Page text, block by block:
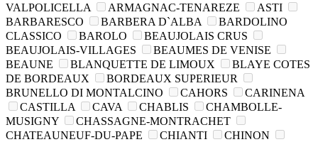
VALPOLICELLA
ARMAGNAC-TENAREZE
ASTI
BARBARESCO
BARBERA D`ALBA
BARDOLINO
CLASSICO
BAROLO
BEAUJOLAIS CRUS
BEAUJOLAIS-VILLAGES
BEAUMES DE VENISE
BEAUNE
BLANQUETTE DE LIMOUX
BLAYE COTES
DE BORDEAUX
BORDEAUX SUPERIEUR
BRUNELLO DI MONTALCINO
CAHORS
CARINENA
CASTILLA
CAVA CHABLIS
CHAMBOLLE-
MUSIGNY
CHASSAGNE-MONTRACHET
CHATEAUNEUF-DU-PAPE
CHIANTI
CHINON